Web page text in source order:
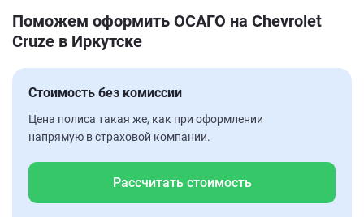
Поможем оформить ОСАГО на Chevrolet
Cruze в Иркутске
Стоимость без комиссии
Цена полиса такая же, как при оформлении
напрямую в страховой компании.
Рассчитать стоимость